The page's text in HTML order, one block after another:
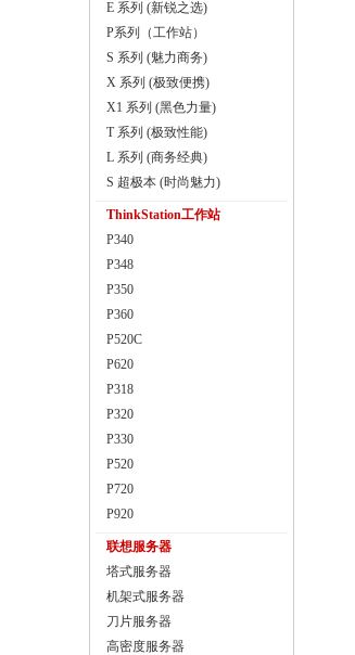
E 系列 (新锐之选)
P系列（工作站）
S 系列 (魅力商务)
X 系列 (极致便携)
X1 系列 (黑色力量)
T 系列 (极致性能)
L 系列 (商务经典)
S 超极本 (时尚魅力)
ThinkStation工作站
P340
P348
P350
P360
P520C
P620
P318
P320
P330
P520
P720
P920
联想服务器
塔式服务器
机架式服务器
刀片服务器
高密度服务器